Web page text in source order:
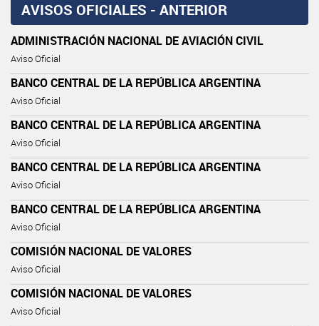
AVISOS OFICIALES - ANTERIOR
ADMINISTRACIÓN NACIONAL DE AVIACIÓN CIVIL
Aviso Oficial
BANCO CENTRAL DE LA REPÚBLICA ARGENTINA
Aviso Oficial
BANCO CENTRAL DE LA REPÚBLICA ARGENTINA
Aviso Oficial
BANCO CENTRAL DE LA REPÚBLICA ARGENTINA
Aviso Oficial
BANCO CENTRAL DE LA REPÚBLICA ARGENTINA
Aviso Oficial
COMISIÓN NACIONAL DE VALORES
Aviso Oficial
COMISIÓN NACIONAL DE VALORES
Aviso Oficial